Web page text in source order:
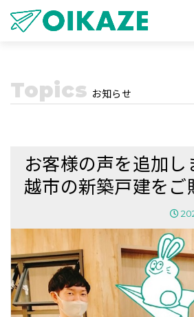
Topics お知らせ
お客様の声を追加し
越市の新築戸建をご